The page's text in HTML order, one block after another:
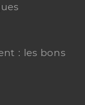
: les bons